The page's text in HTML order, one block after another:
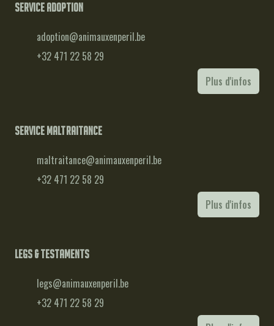
Service adoption
adoption@animauxenperil.be
+32 471 22 58 29
Plus d'infos
Service maltraitance
maltraitance@animauxenperil.be
+32 471 22 58 29
Plus d'infos
Legs & testaments
legs@animauxenperil.be
+32 471 22 58 29